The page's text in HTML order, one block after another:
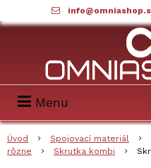
Menu
Úvod Spojovací materiál
rôzne
Skrutka kombi